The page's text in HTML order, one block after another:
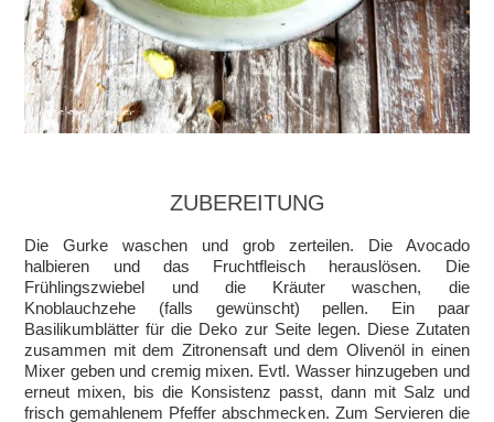
ZUBEREITUNG
Die Gurke waschen und grob zerteilen. Die Avocado
halbieren und das Fruchtfleisch herauslösen. Die
Frühlingszwiebel und die Kräuter waschen, die
Knoblauchzehe (falls gewünscht) pellen. Ein paar
Basilikumblätter für die Deko zur Seite legen. Diese Zutaten
zusammen mit dem Zitronensaft und dem Olivenöl in einen
Mixer geben und cremig mixen. Evtl. Wasser hinzugeben und
erneut mixen, bis die Konsistenz passt, dann mit Salz und
frisch gemahlenem Pfeffer abschmecken. Zum Servieren die